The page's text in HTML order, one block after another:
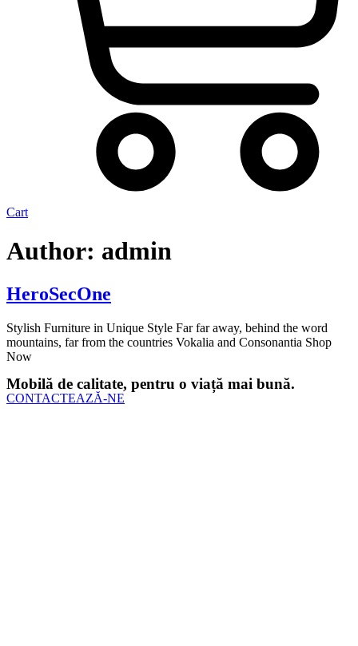
Cart
Author: admin
HeroSecOne
Stylish Furniture in Unique Style Far far away, behind the word
mountains, far from the countries Vokalia and Consonantia Shop
Now
Mobilă de calitate, pentru o viață mai bună.
CONTACTEAZĂ-NE